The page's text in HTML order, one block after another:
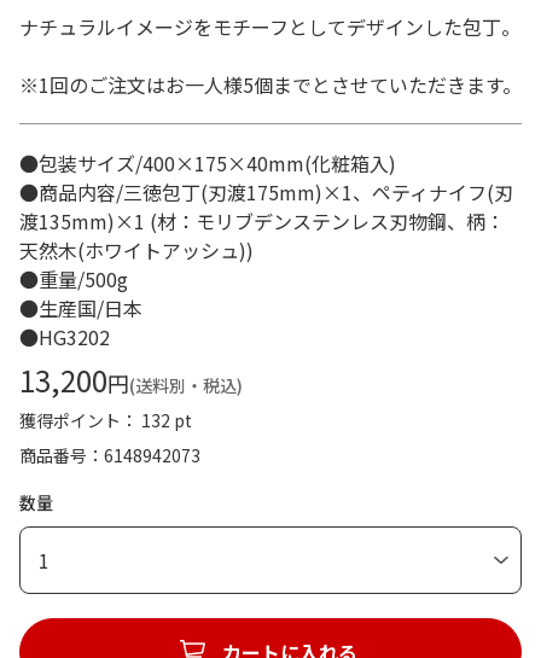
ナチュラルイメージをモチーフとしてデザインした包丁。
※1回のご注文はお一人様5個までとさせていただきます。
●包装サイズ/400×175×40mm(化粧箱入)
●商品内容/三徳包丁(刃渡175mm)×1、ペティナイフ(刃
渡135mm)×1 (材：モリブデンステンレス刃物鋼、柄：
天然木(ホワイトアッシュ))
●重量/500g
●生産国/日本
●HG3202
13,200円(送料別・税込)
獲得ポイント： 132 pt
商品番号
6148942073
数量
1
カートに入れる